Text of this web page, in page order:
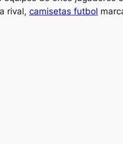
rival, camisetas futbol